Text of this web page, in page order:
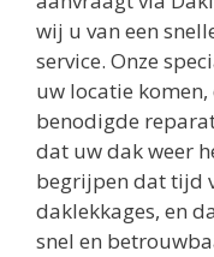
wij u van een
service. Onze
uw locatie
benodigde
dat uw dak weer
begrijpen dat tijd
daklekkages, en
snel en